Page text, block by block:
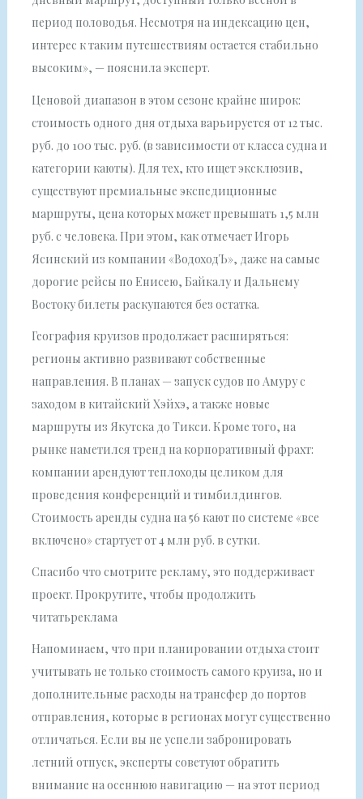
период половодья. Несмотря на индексацию цен,
интерес к таким путешествиям остается стабильно
высоким», — пояснила эксперт.
Ценовой диапазон в этом сезоне крайне широк:
стоимость одного дня отдыха варьируется от 12 тыс.
руб. до 100 тыс. руб. (в зависимости от класса судна и
категории каюты). Для тех, кто ищет эксклюзив,
существуют премиальные экспедиционные
маршруты, цена которых может превышать 1,5 млн
руб. с человека. При этом, как отмечает Игорь
Ясинский из компании «ВодоходЪ», даже на самые
дорогие рейсы по Енисею, Байкалу и Дальнему
Востоку билеты раскупаются без остатка.
География круизов продолжает расширяться:
регионы активно развивают собственные
направления. В планах — запуск судов по Амуру с
заходом в китайский Хэйхэ, а также новые
маршруты из Якутска до Тикси. Кроме того, на
рынке наметился тренд на корпоративный фрахт:
компании арендуют теплоходы целиком для
проведения конференций и тимбилдингов.
Стоимость аренды судна на 56 кают по системе «все
включено» стартует от 4 млн руб. в сутки.
Спасибо что смотрите рекламу, это поддерживает
проект. Прокрутите, чтобы продолжить
читатьреклама
Напоминаем, что при планировании отдыха стоит
учитывать не только стоимость самого круиза, но и
дополнительные расходы на трансфер до портов
отправления, которые в регионах могут существенно
отличаться. Если вы не успели забронировать
летний отпуск, эксперты советуют обратить
внимание на осеннюю навигацию — на этот период